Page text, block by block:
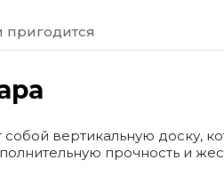
пригодится
вертикальную доску,
прочность и